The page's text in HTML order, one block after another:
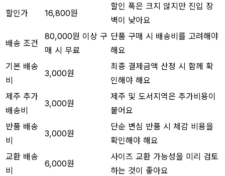
할인가 16,800원
할인 폭은 크지 않지만 진입 장
벽이 낮아요
배송 조건
80,000원 이상 구
매 시 무료
단품 구매 시 배송비를 고려해야
해요
기본 배송
비
3,000원
최종 결제금액 산정 시 함께 확
인해야 해요
제주 추가
배송비
3,000원
제주 및 도서지역은 추가비용이
붙어요
반품 배송
비
3,000원
단순 변심 반품 시 체감 비용을
확인해야 해요
교환 배송
비
6,000원
사이즈 교환 가능성을 미리 검토
하는 것이 좋아요